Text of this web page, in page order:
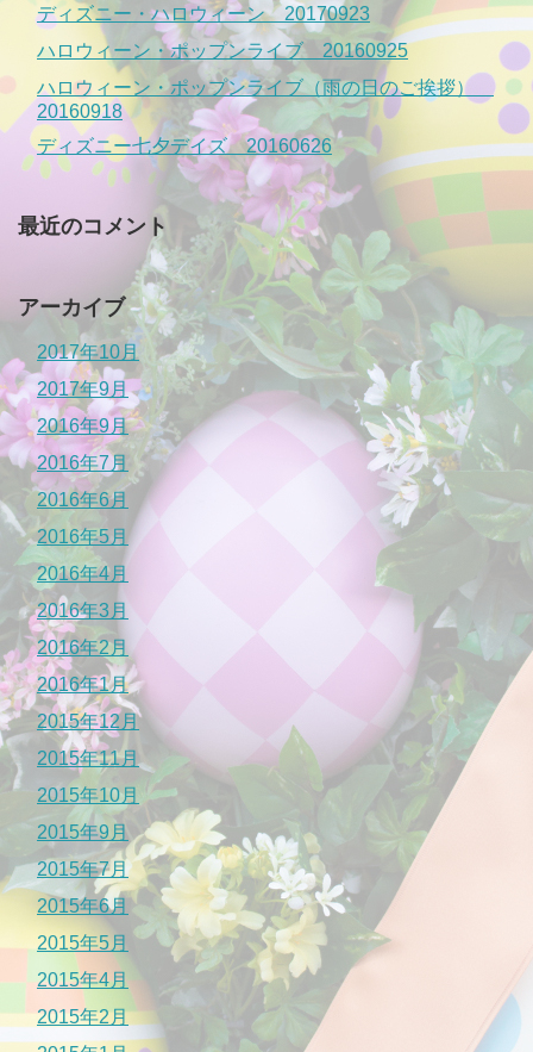
ディズニー・ハロウィーン 20170923
ハロウィーン・ポップンライブ 20160925
ハロウィーン・ポップンライブ（雨の日のご挨拶）
20160918
ディズニー七夕デイズ 20160626
最近のコメント
アーカイブ
2017年10月
2017年9月
2016年9月
2016年7月
2016年6月
2016年5月
2016年4月
2016年3月
2016年2月
2016年1月
2015年12月
2015年11月
2015年10月
2015年9月
2015年7月
2015年6月
2015年5月
2015年4月
2015年2月